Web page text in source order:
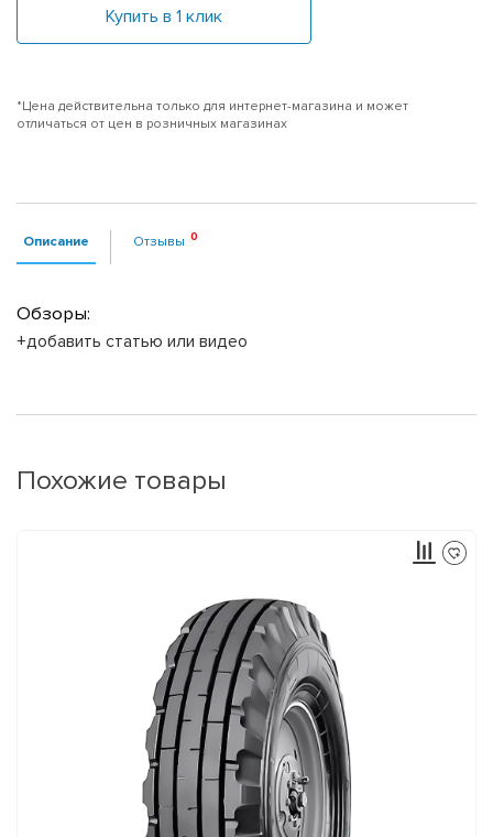
Купить в 1 клик
*Цена действительна только для интернет-магазина и может
отличаться от цен в розничных магазинах
Описание Отзывы
Обзоры:
+добавить статью или видео
Похожие товары